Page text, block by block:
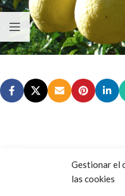
Gestionar el
las cookies
Copyright 2014-